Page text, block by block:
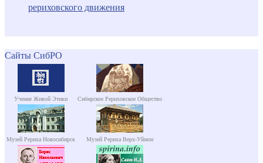
рериховского движения
Сайты СибРО
Учение Живой Этики Сибирское Рериховское Общество
Музей Рериха Новосибирск Музей Рериха Верх-Уймон